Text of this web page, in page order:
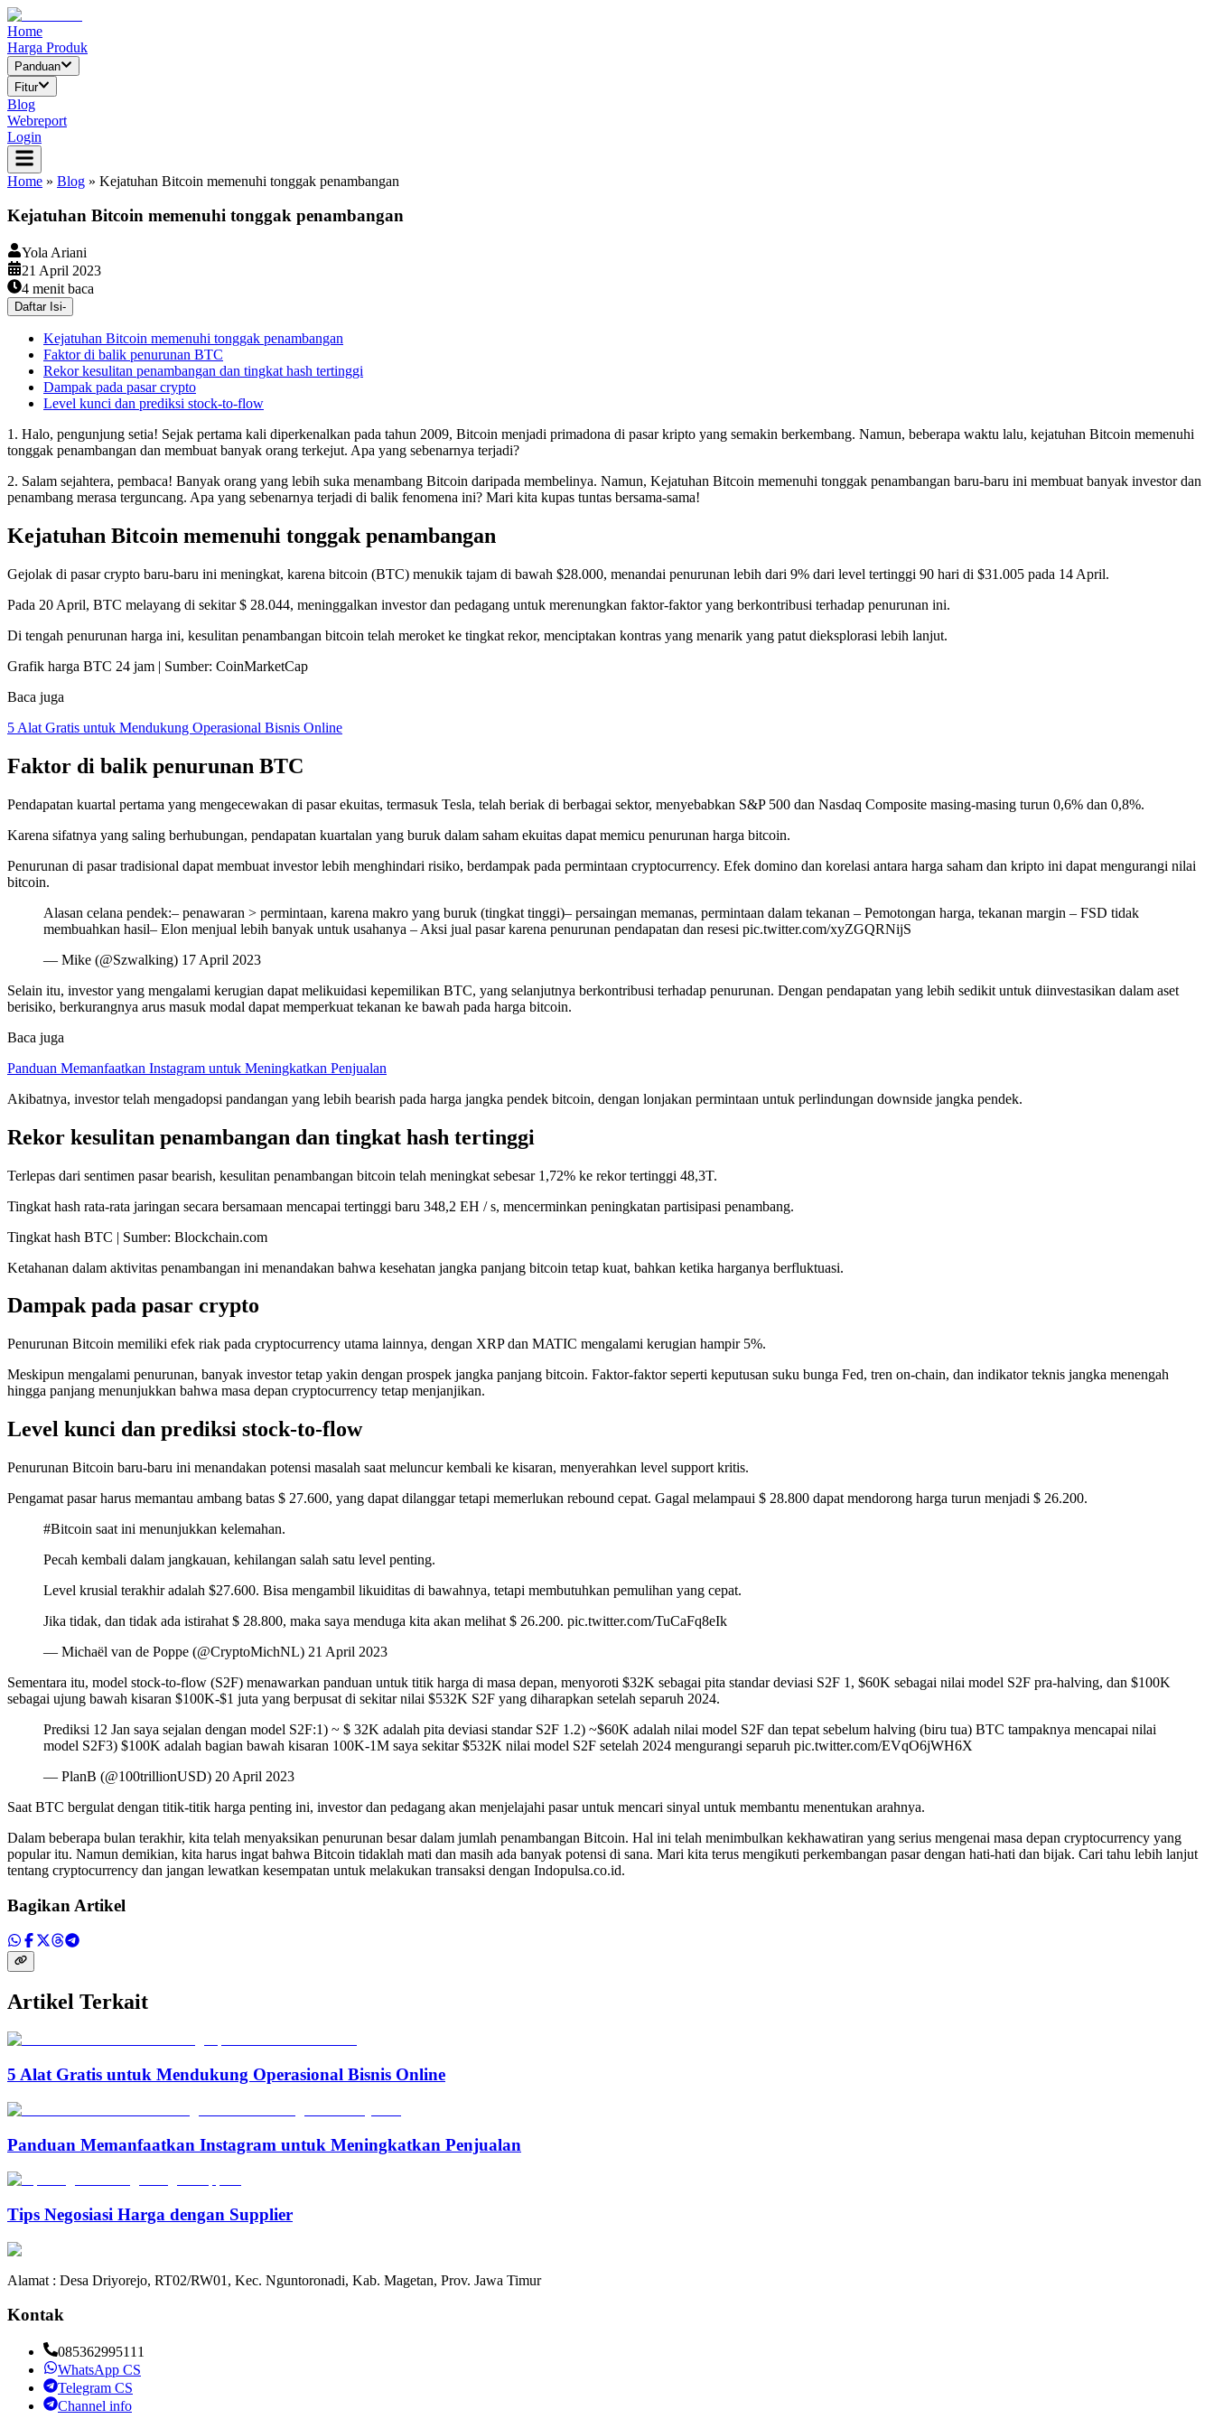
Home
Harga Produk
Panduan
Fitur
Blog
Webreport
Login
Home » Blog » Kejatuhan Bitcoin memenuhi tonggak penambangan
Kejatuhan Bitcoin memenuhi tonggak penambangan
Yola Ariani
21 April 2023
4 menit baca
Daftar Isi-
Kejatuhan Bitcoin memenuhi tonggak penambangan
Faktor di balik penurunan BTC
Rekor kesulitan penambangan dan tingkat hash tertinggi
Dampak pada pasar crypto
Level kunci dan prediksi stock-to-flow
1. Halo, pengunjung setia! Sejak pertama kali diperkenalkan pada tahun 2009, Bitcoin menjadi primadona di pasar kripto yang semakin berkembang. Namun, beberapa waktu lalu, kejatuhan Bitcoin memenuhi
tonggak penambangan dan membuat banyak orang terkejut. Apa yang sebenarnya terjadi?
2. Salam sejahtera, pembaca! Banyak orang yang lebih suka menambang Bitcoin daripada membelinya. Namun, Kejatuhan Bitcoin memenuhi tonggak penambangan baru-baru ini membuat banyak investor dan
penambang merasa terguncang. Apa yang sebenarnya terjadi di balik fenomena ini? Mari kita kupas tuntas bersama-sama!
Kejatuhan Bitcoin memenuhi tonggak penambangan
Gejolak di pasar crypto baru-baru ini meningkat, karena bitcoin (BTC) menukik tajam di bawah $28.000, menandai penurunan lebih dari 9% dari level tertinggi 90 hari di $31.005 pada 14 April.
Pada 20 April, BTC melayang di sekitar $ 28.044, meninggalkan investor dan pedagang untuk merenungkan faktor-faktor yang berkontribusi terhadap penurunan ini.
Di tengah penurunan harga ini, kesulitan penambangan bitcoin telah meroket ke tingkat rekor, menciptakan kontras yang menarik yang patut dieksplorasi lebih lanjut.
Grafik harga BTC 24 jam | Sumber: CoinMarketCap
Baca juga
5 Alat Gratis untuk Mendukung Operasional Bisnis Online
Faktor di balik penurunan BTC
Pendapatan kuartal pertama yang mengecewakan di pasar ekuitas, termasuk Tesla, telah beriak di berbagai sektor, menyebabkan S&P 500 dan Nasdaq Composite masing-masing turun 0,6% dan 0,8%.
Karena sifatnya yang saling berhubungan, pendapatan kuartalan yang buruk dalam saham ekuitas dapat memicu penurunan harga bitcoin.
Penurunan di pasar tradisional dapat membuat investor lebih menghindari risiko, berdampak pada permintaan cryptocurrency. Efek domino dan korelasi antara harga saham dan kripto ini dapat mengurangi nilai
bitcoin.
Alasan celana pendek:– penawaran > permintaan, karena makro yang buruk (tingkat tinggi)– persaingan memanas, permintaan dalam tekanan – Pemotongan harga, tekanan margin – FSD tidak
membuahkan hasil– Elon menjual lebih banyak untuk usahanya – Aksi jual pasar karena penurunan pendapatan dan resesi pic.twitter.com/xyZGQRNijS
— Mike (@Szwalking) 17 April 2023
Selain itu, investor yang mengalami kerugian dapat melikuidasi kepemilikan BTC, yang selanjutnya berkontribusi terhadap penurunan. Dengan pendapatan yang lebih sedikit untuk diinvestasikan dalam aset
berisiko, berkurangnya arus masuk modal dapat memperkuat tekanan ke bawah pada harga bitcoin.
Baca juga
Panduan Memanfaatkan Instagram untuk Meningkatkan Penjualan
Akibatnya, investor telah mengadopsi pandangan yang lebih bearish pada harga jangka pendek bitcoin, dengan lonjakan permintaan untuk perlindungan downside jangka pendek.
Rekor kesulitan penambangan dan tingkat hash tertinggi
Terlepas dari sentimen pasar bearish, kesulitan penambangan bitcoin telah meningkat sebesar 1,72% ke rekor tertinggi 48,3T.
Tingkat hash rata-rata jaringan secara bersamaan mencapai tertinggi baru 348,2 EH / s, mencerminkan peningkatan partisipasi penambang.
Tingkat hash BTC | Sumber: Blockchain.com
Ketahanan dalam aktivitas penambangan ini menandakan bahwa kesehatan jangka panjang bitcoin tetap kuat, bahkan ketika harganya berfluktuasi.
Dampak pada pasar crypto
Penurunan Bitcoin memiliki efek riak pada cryptocurrency utama lainnya, dengan XRP dan MATIC mengalami kerugian hampir 5%.
Meskipun mengalami penurunan, banyak investor tetap yakin dengan prospek jangka panjang bitcoin. Faktor-faktor seperti keputusan suku bunga Fed, tren on-chain, dan indikator teknis jangka menengah
hingga panjang menunjukkan bahwa masa depan cryptocurrency tetap menjanjikan.
Level kunci dan prediksi stock-to-flow
Penurunan Bitcoin baru-baru ini menandakan potensi masalah saat meluncur kembali ke kisaran, menyerahkan level support kritis.
Pengamat pasar harus memantau ambang batas $ 27.600, yang dapat dilanggar tetapi memerlukan rebound cepat. Gagal melampaui $ 28.800 dapat mendorong harga turun menjadi $ 26.200.
#Bitcoin saat ini menunjukkan kelemahan.
Pecah kembali dalam jangkauan, kehilangan salah satu level penting.
Level krusial terakhir adalah $27.600. Bisa mengambil likuiditas di bawahnya, tetapi membutuhkan pemulihan yang cepat.
Jika tidak, dan tidak ada istirahat $ 28.800, maka saya menduga kita akan melihat $ 26.200. pic.twitter.com/TuCaFq8eIk
— Michaël van de Poppe (@CryptoMichNL) 21 April 2023
Sementara itu, model stock-to-flow (S2F) menawarkan panduan untuk titik harga di masa depan, menyoroti $32K sebagai pita standar deviasi S2F 1, $60K sebagai nilai model S2F pra-halving, dan $100K
sebagai ujung bawah kisaran $100K-$1 juta yang berpusat di sekitar nilai $532K S2F yang diharapkan setelah separuh 2024.
Prediksi 12 Jan saya sejalan dengan model S2F:1) ~ $ 32K adalah pita deviasi standar S2F 1.2) ~$60K adalah nilai model S2F dan tepat sebelum halving (biru tua) BTC tampaknya mencapai nilai
model S2F3) $100K adalah bagian bawah kisaran 100K-1M saya sekitar $532K nilai model S2F setelah 2024 mengurangi separuh pic.twitter.com/EVqO6jWH6X
— PlanB (@100trillionUSD) 20 April 2023
Saat BTC bergulat dengan titik-titik harga penting ini, investor dan pedagang akan menjelajahi pasar untuk mencari sinyal untuk membantu menentukan arahnya.
Dalam beberapa bulan terakhir, kita telah menyaksikan penurunan besar dalam jumlah penambangan Bitcoin. Hal ini telah menimbulkan kekhawatiran yang serius mengenai masa depan cryptocurrency yang
popular itu. Namun demikian, kita harus ingat bahwa Bitcoin tidaklah mati dan masih ada banyak potensi di sana. Mari kita terus mengikuti perkembangan pasar dengan hati-hati dan bijak. Cari tahu lebih lanjut
tentang cryptocurrency dan jangan lewatkan kesempatan untuk melakukan transaksi dengan Indopulsa.co.id.
Bagikan Artikel
Artikel Terkait
5 Alat Gratis untuk Mendukung Operasional Bisnis Online
Panduan Memanfaatkan Instagram untuk Meningkatkan Penjualan
Tips Negosiasi Harga dengan Supplier
Alamat : Desa Driyorejo, RT02/RW01, Kec. Nguntoronadi, Kab. Magetan, Prov. Jawa Timur
Kontak
085362995111
WhatsApp CS
Telegram CS
Channel info